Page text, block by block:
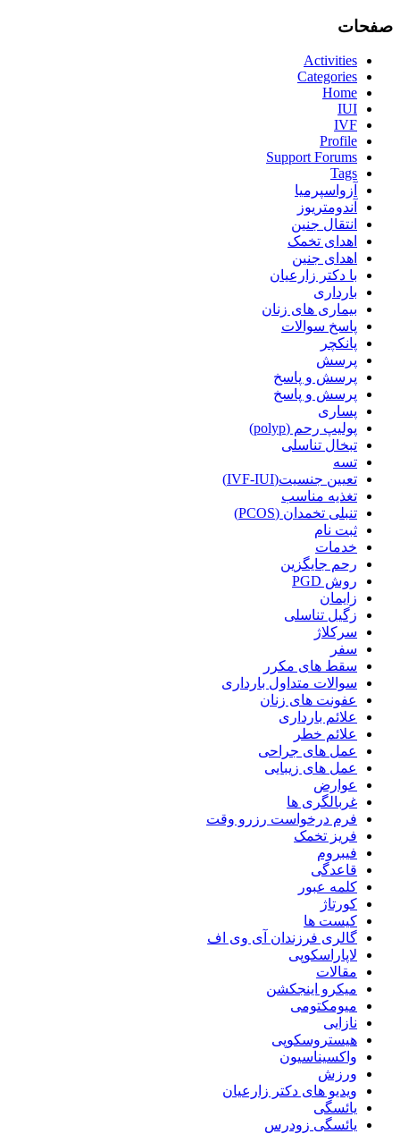
صفحات
Activities
Categories
Home
IUI
IVF
Profile
Support Forums
Tags
آزواسپرمیا
آندومتریوز
انتقال جنین
اهدای تخمک
اهدای جنین
با دکتر زارعیان
بارداری
بیماری های زنان
پاسخ سوالات
پانکچر
پرسش
پرسش و پاسخ
پرسش و پاسخ
پساری
پولیپ رحم (polyp)
تبخال تناسلی
تسه
تعیین جنسیت(IVF-IUI)
تغذیه مناسب
تنبلی تخمدان (PCOS)
ثبت نام
خدمات
رحم جایگزین
روش PGD
زایمان
زگیل تناسلی
سرکلاژ
سفر
سقط های مکرر
سوالات متداول بارداری
عفونت های زنان
علائم بارداری
علائم خطر
عمل های جراحی
عمل های زیبایی
عوارض
غربالگری ها
فرم درخواست رزرو وقت
فریز تخمک
فیبروم
قاعدگی
کلمه عبور
کورتاژ
کیست ها
گالری فرزندان آی وی اف
لاپاراسکوپی
مقالات
میکرو اینجکشن
میومکتومی
نازایی
هیستروسکوپی
واکسیناسیون
ورزش
ویدیو های دکتر زارعیان
یائسگی
یائسگی زودرس